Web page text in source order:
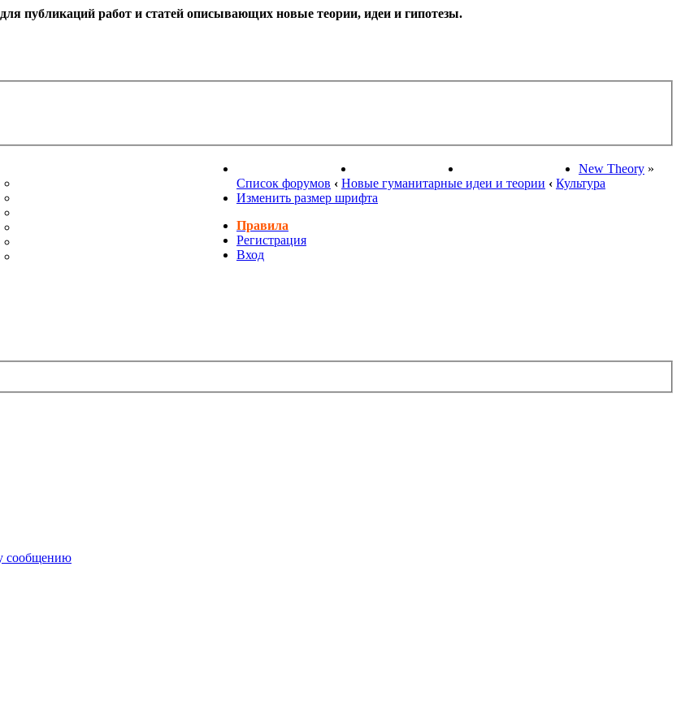
для публикаций работ и статей описывающих новые теории, идеи и гипотезы.
ЧАСТО ЗАДАВАЕМЫЕ ВОПРОСЫ
НОВОСТИ НАУКИ ПОИСК ТЕОРИЙ СТАРЫЙ ПОРТАЛ New Theory »
Список форумов ‹ Новые гуманитарные идеи и теории ‹ Культура
Изменить размер шрифта
Правила
Регистрация
Вход